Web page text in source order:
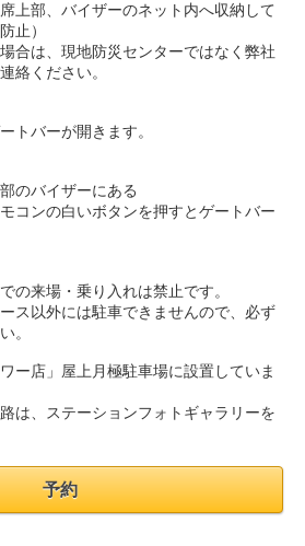
上部、バイザーのネット内へ収納して
止）
合は、現地防災センターではなく弊社
絡ください。
トバーが開きます。
のバイザーにある
コンの白いボタンを押すとゲートバー
の来場・乗り入れは禁止です。
ス以外には駐車できませんので、必ず
。
ー店」屋上月極駐車場に設置していま
は、ステーションフォトギャラリーを
予約